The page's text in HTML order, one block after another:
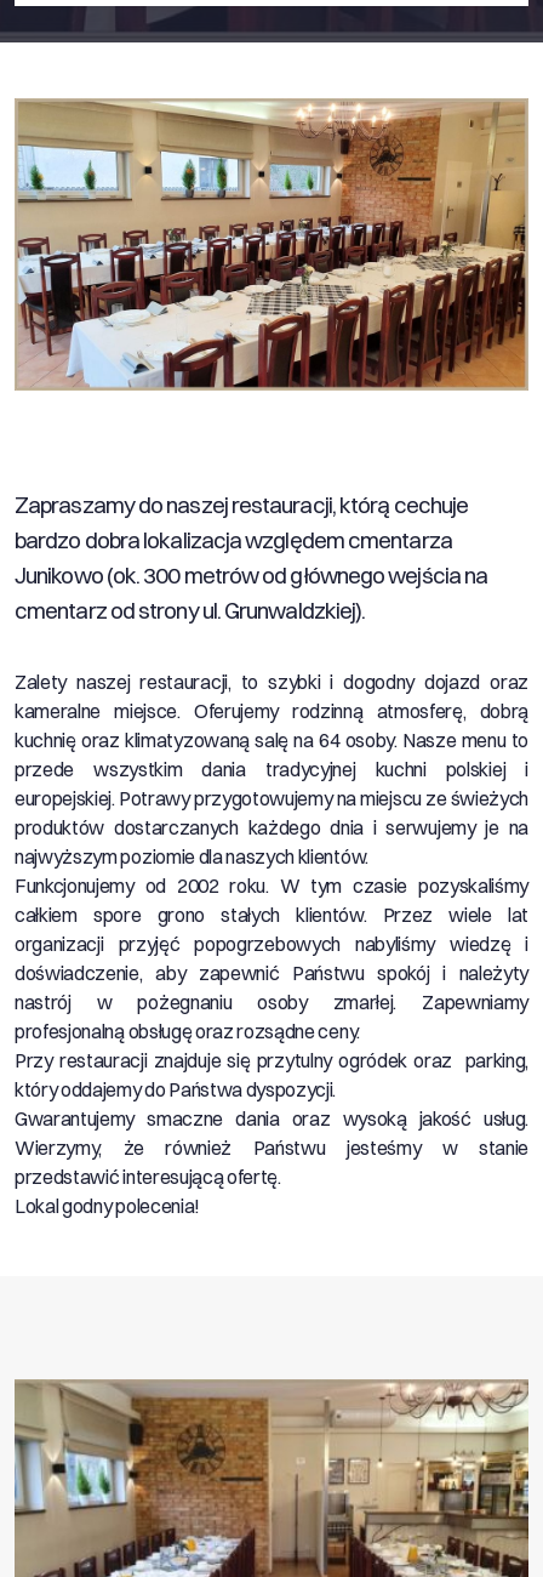
Zapraszamy do naszej restauracji, którą cechuje
bardzo dobra lokalizacja względem cmentarza
Junikowo (ok. 300 metrów od głównego wejścia na
cmentarz od strony ul. Grunwaldzkiej).
Zalety naszej restauracji, to szybki i dogodny dojazd oraz
kameralne miejsce. Oferujemy rodzinną atmosferę, dobrą
kuchnię oraz klimatyzowaną salę na 64 osoby. Nasze menu to
przede wszystkim dania tradycyjnej kuchni polskiej i
europejskiej. Potrawy przygotowujemy na miejscu ze świeżych
produktów dostarczanych każdego dnia i serwujemy je na
najwyższym poziomie dla naszych klientów.
Funkcjonujemy od 2002 roku. W tym czasie pozyskaliśmy
całkiem spore grono stałych klientów. Przez wiele lat
organizacji przyjęć popogrzebowych nabyliśmy wiedzę i
doświadczenie, aby zapewnić Państwu spokój i należyty
nastrój w pożegnaniu osoby zmarłej. Zapewniamy
profesjonalną obsługę oraz rozsądne ceny.
Przy restauracji znajduje się przytulny ogródek oraz parking,
który oddajemy do Państwa dyspozycji.
Gwarantujemy smaczne dania oraz wysoką jakość usług.
Wierzymy, że również Państwu jesteśmy w stanie
przedstawić interesującą ofertę.
Lokal godny polecenia!